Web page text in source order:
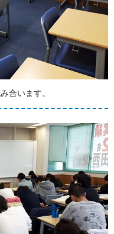
合います。